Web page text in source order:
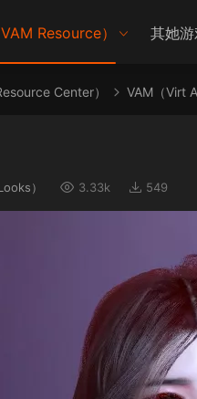
Resource） 其她游
Center） VAM（Virt
） 3.33k 549